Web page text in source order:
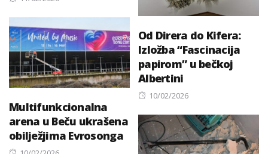
Od Direra do Kifera:
Izložba “Fascinacija
papirom” u bečkoj
Albertini
Posted
10/02/2026
Multifunkcionalna
arena u Beču ukrašena
obilježjima Evrosonga